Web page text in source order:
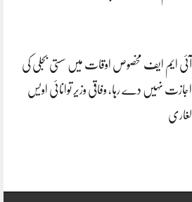
آئی ایم ایف مخصوص اوقات میں سستی بجلی کی
اجازت نہیں دے رہا، وفاقی وزیر توانائی اویس
لغاری